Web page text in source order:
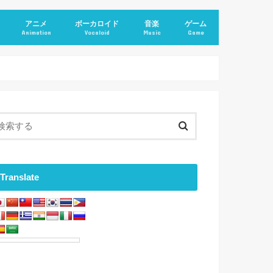
アニメ
Animation
ボーカロイド
Vocaloid
音楽
Music
ゲーム
Game
Translate